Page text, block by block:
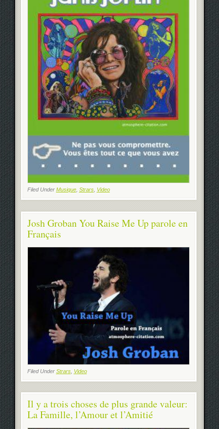
Filed Under Musique, Strars, Video
Josh Groban You Raise Me Up parole en
Français
Filed Under Strars, Video
Il y a trois choses de plus grande valeur:
La Famille, l’Amour et l’Amitié